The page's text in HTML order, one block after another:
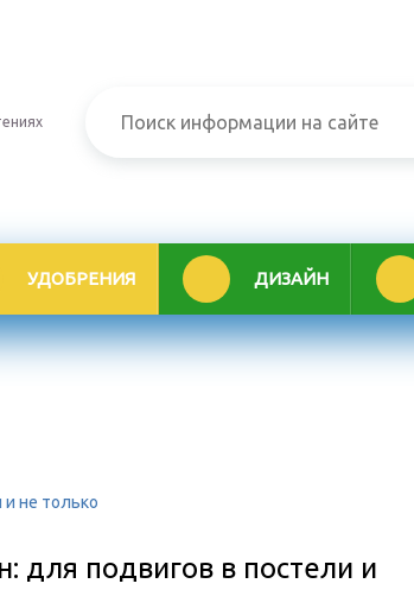
УДОБРЕНИЯ ДИЗАЙН
не только
подвигов в постели и